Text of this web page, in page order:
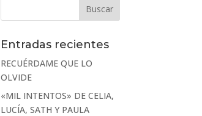
Entradas recientes
RECUÉRDAME QUE LO
OLVIDE
«MIL INTENTOS» DE CELIA,
LUCÍA, SATH Y PAULA